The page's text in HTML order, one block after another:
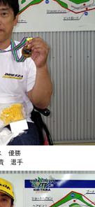
優勝
選手